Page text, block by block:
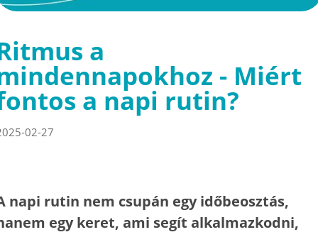
a
- Miért
a napi rutin?
02-27
napi rutin nem csupán egy időbeosztás,
egy keret, ami segít alkalmazkodni,